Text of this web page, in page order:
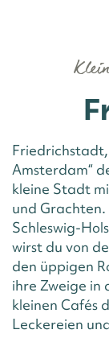
Friedrichstadt,
Amsterdam“
kleine Stadt
und
Schleswig-
wirst du von
den üppigen
ihre Zweige in
kleinen Cafés
Leckereien